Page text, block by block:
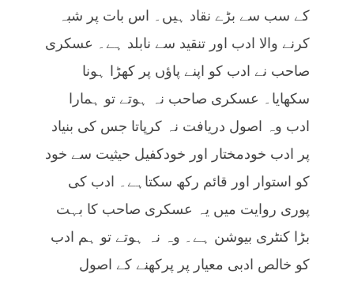
کے سب سے بڑے نقاد ہیں۔ اس بات پر شبہ
کرنے والا ادب اور تنقید سے نابلد ہے۔ عسکری
صاحب نے ادب کو اپنے پاؤں پر کھڑا ہونا
سکھایا۔ عسکری صاحب نہ ہوتے تو ہمارا
ادب وہ اصول دریافت نہ کرپاتا جس کی بنیاد
پر ادب خودمختار اور خودکفیل حیثیت سے خود
کو استوار اور قائم رکھ سکتاہے۔ ادب کی
پوری روایت میں یہ عسکری صاحب کا بہت
بڑا کنٹری بیوشن ہے۔ وہ نہ ہوتے تو ہم ادب
کو خالص ادبی معیار پر پرکھنے کے اصول